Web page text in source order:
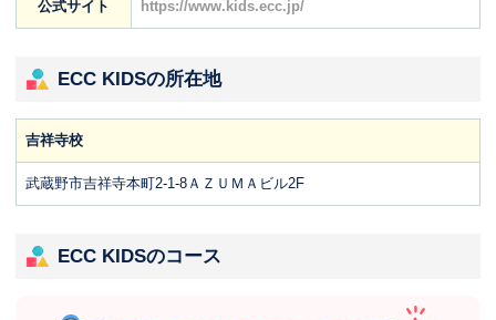
公式サイト https://www.kids.ecc.jp/
ECC KIDSの所在地
吉祥寺校
武蔵野市吉祥寺本町2-1-8ＡＺＵＭＡビル2F
ECC KIDSのコース